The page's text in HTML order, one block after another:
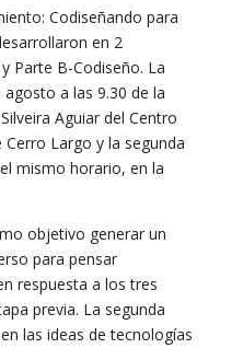
Codiseñando para
en 2
Parte B-Codiseño. La
a las 9.30 de la
Aguiar del Centro
Largo y la segunda
mismo horario, en la
objetivo generar un
para pensar
respuesta a los tres
previa. La segunda
las ideas de tecnologías